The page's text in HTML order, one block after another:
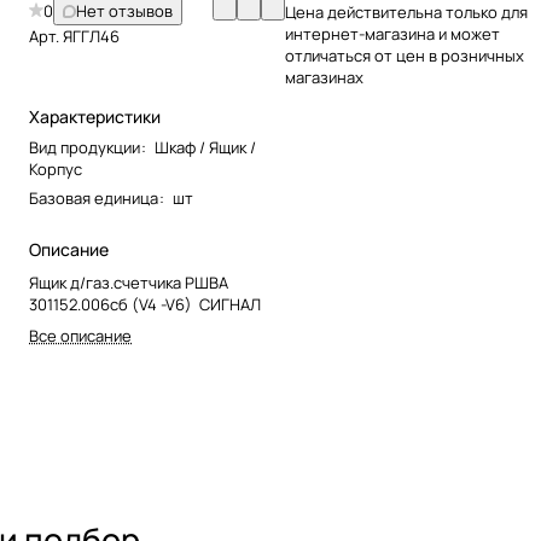
0
Нет отзывов
Арт.ЯГГЛ46
Характеристики
Вид продукции: Шкаф / Ящик /
Корпус
Базовая единица: шт
Описание
Ящик д/газ.счетчика РШВА
301152.006сб (V4 -V6) СИГНАЛ
Все описание
Цена действительна только для
интернет-магазина и может
отличаться от цен в розничных
магазинах